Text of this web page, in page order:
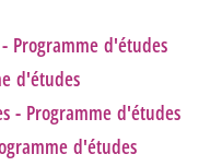
Programme d'études
d'études
- Programme d'études
d'études